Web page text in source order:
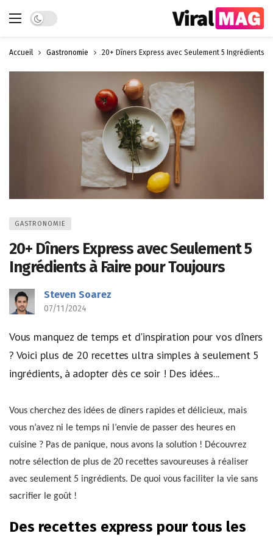
Dark mode
Accueil Gastronomie 20+ Dîners Express avec Seulement 5 Ingrédients à
GASTRONOMIE
20+ Dîners Express avec Seulement 5
Ingrédients à Faire pour Toujours
Steven Soarez
07/11/2024
Vous manquez de temps et d'inspiration pour vos dîners
? Voici plus de 20 recettes ultra simples à seulement 5
ingrédients, à adopter dès ce soir ! Des idées...
Vous cherchez des idées de dîners rapides et délicieux, mais
vous n’avez ni le temps ni l’envie de passer des heures en
cuisine ? Pas de panique, nous avons la solution ! Découvrez
notre sélection de plus de 20 recettes savoureuses à réaliser
avec seulement 5 ingrédients. De quoi vous faciliter la vie sans
sacrifier le goût !
Des recettes express pour tous les